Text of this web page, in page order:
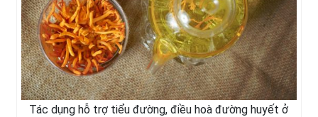
Tác dụng hỗ trợ tiểu đường, điều hoà đường huyết ở